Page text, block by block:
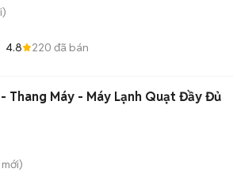
4.8 220 đã bán
- Thang Máy - Máy Lạnh Quạt Đầy Đủ
mới)